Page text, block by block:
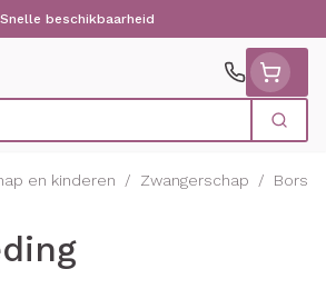
Snelle beschikbaarheid
Zoek
en kinderen / Zwangerschap /